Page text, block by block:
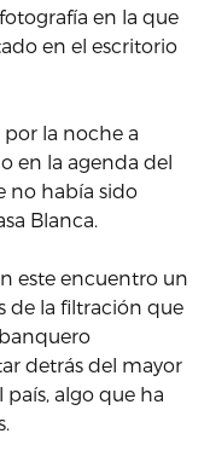
en la que
en el escritorio
la noche a
en la agenda del
no había sido
Blanca.
este encuentro un
de la filtración que
detrás del mayor
algo que ha